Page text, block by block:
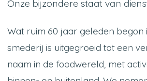
Onze bijzondere staat van
Wat ruim 60 jaar geleden begon
smederij is uitgegroeid tot een
naam in de foodwereld, met